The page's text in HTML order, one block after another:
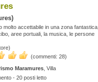
molto accettabile in una zona fantastica,
aree portuali, la musica, le persone
(commenti: 28)
Maramures , Villa
- 20 posti letto